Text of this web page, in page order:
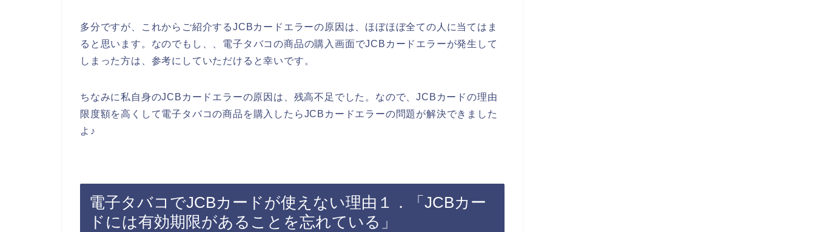
多分ですが、これからご紹介するJCBカードエラーの原因は、ほぼほぼ全ての人に当てはま
ると思います。なのでもし、、電子タバコの商品の購入画面でJCBカードエラーが発生して
しまった方は、参考にしていただけると幸いです。
ちなみに私自身のJCBカードエラーの原因は、残高不足でした。なので、JCBカードの理由
限度額を高くして電子タバコの商品を購入したらJCBカードエラーの問題が解決できました
よ♪
電子タバコでJCBカードが使えない理由１．「JCBカー
ドには有効期限があることを忘れている」